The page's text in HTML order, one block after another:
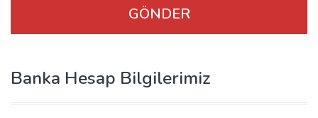
Banka Hesap Bilgilerimiz